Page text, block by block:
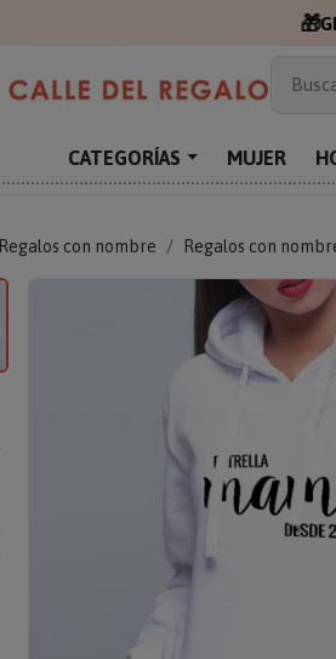
🎁
CATEGORÍAS MUJER
Regalos con nombre Regalos con